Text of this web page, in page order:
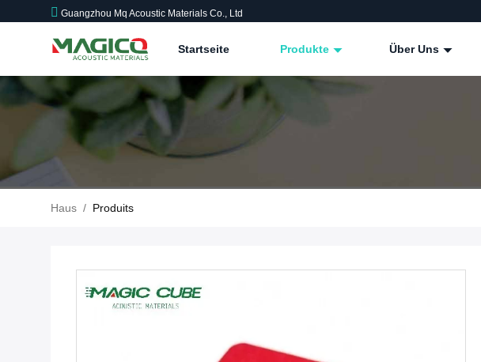
Guangzhou Mq Acoustic Materials Co., Ltd
Startseite Produkte Über Uns
Haus / Produits